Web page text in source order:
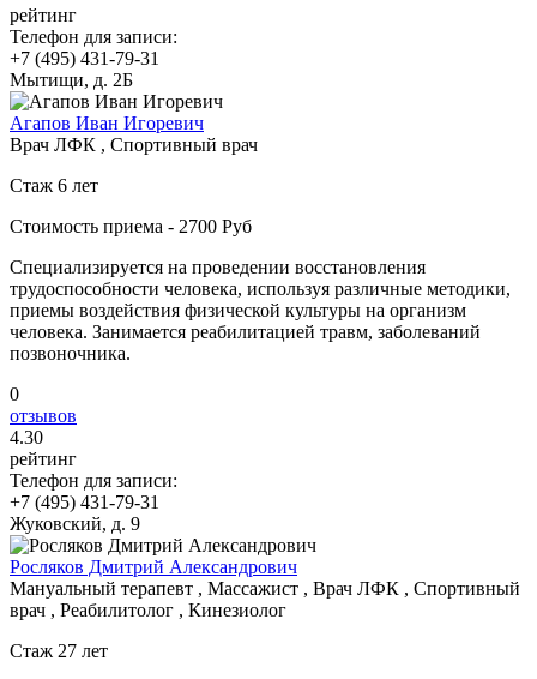
рейтинг
Телефон для записи:
+7 (495) 431-79-31
Мытищи, д. 2Б
Агапов Иван Игоревич
Врач ЛФК , Спортивный врач
Стаж 6 лет
Стоимость приема - 2700 Руб
Специализируется на проведении восстановления
трудоспособности человека, используя различные методики,
приемы воздействия физической культуры на организм
человека. Занимается реабилитацией травм, заболеваний
позвоночника.
0
отзывов
4.30
рейтинг
Телефон для записи:
+7 (495) 431-79-31
Жуковский, д. 9
Росляков Дмитрий Александрович
Мануальный терапевт , Массажист , Врач ЛФК , Спортивный
врач , Реабилитолог , Кинезиолог
Стаж 27 лет